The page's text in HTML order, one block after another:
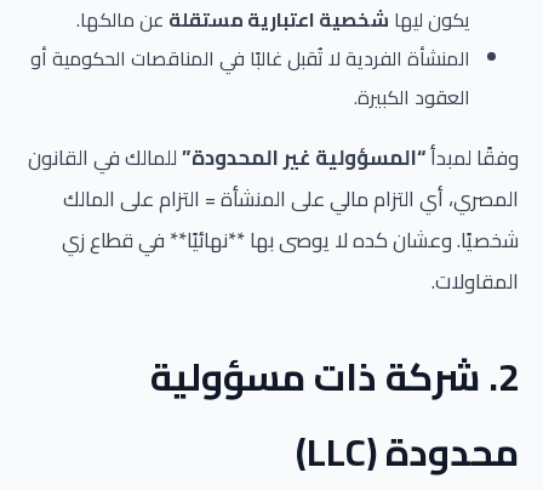
يكون ليها شخصية اعتبارية مستقلة عن مالكها.
المنشأة الفردية لا تُقبل غالبًا في المناقصات الحكومية أو
العقود الكبيرة.
وفقًا لمبدأ“المسؤولية غير المحدودة”للمالك في القانون
المصري، أي التزام مالي على المنشأة = التزام على المالك
شخصيًا. وعشان كده لا يوصى بها **نهائيًا** في قطاع زي
المقاولات.
2. شركة ذات مسؤولية
محدودة (LLC)